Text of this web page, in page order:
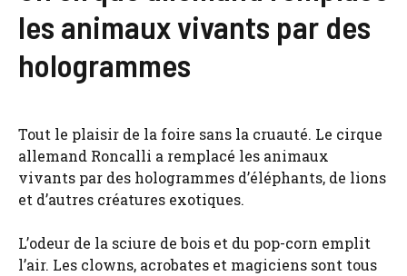
les animaux vivants par des
hologrammes
Tout le plaisir de la foire sans la cruauté. Le cirque
allemand Roncalli a remplacé les animaux
vivants par des hologrammes d’éléphants, de lions
et d’autres créatures exotiques.
L’odeur de la sciure de bois et du pop-corn emplit
l’air. Les clowns, acrobates et magiciens sont tous